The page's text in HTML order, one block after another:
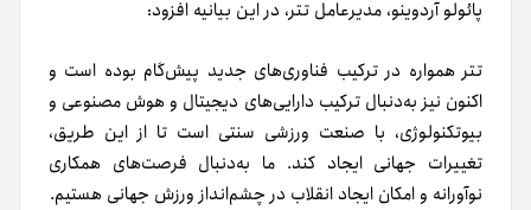
پائولو آردوینو، مدیرعامل تتر، در این بیانیه افزود:
تتر همواره در ترکیب فناوری‌های جدید پیش‌گام بوده است و
اکنون نیز به‌دنبال ترکیب دارایی‌های دیجیتال و هوش مصنوعی و
بیوتکنولوژی، با صنعت ورزشی سنتی است تا از این طریق،
تغییرات جهانی ایجاد کند. ما به‌دنبال فرصت‌های همکاری
نوآورانه و امکان ایجاد انقلاب در چشم‌انداز ورزش جهانی هستیم.